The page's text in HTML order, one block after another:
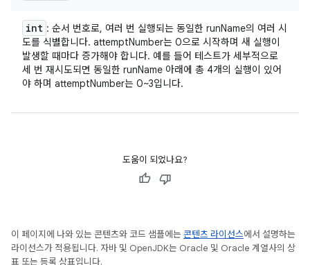
int : 순서 번호로, 여러 번 실행되는 동일한 runName의 여러 시
도를 식별합니다. attemptNumber는 0으로 시작하며 새 실행이
발생할 때마다 증가해야 합니다. 예를 들어 테스트가 세부적으로
세 번 재시도되면 동일한 runName 아래에 총 4개의 실행이 있어
야 하며 attemptNumber는 0~3입니다.
도움이 되었나요?
이 페이지에 나와 있는 콘텐츠와 코드 샘플에는 콘텐츠 라이선스에서 설명하는
라이선스가 적용됩니다. 자바 및 OpenJDK는 Oracle 및 Oracle 계열사의 상
표 또는 등록 상표입니다.